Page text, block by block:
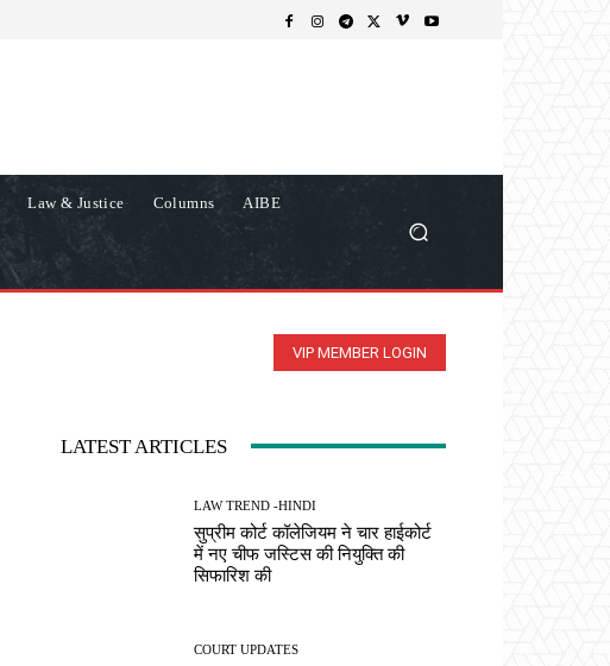
Law & Justice Columns AIBE
VIP MEMBER LOGIN
LATEST ARTICLES
LAW TREND -HINDI
सुप्रीम कोर्ट कॉलेजियम ने चार हाईकोर्ट
में नए चीफ जस्टिस की नियुक्ति की
सिफारिश की
COURT UPDATES